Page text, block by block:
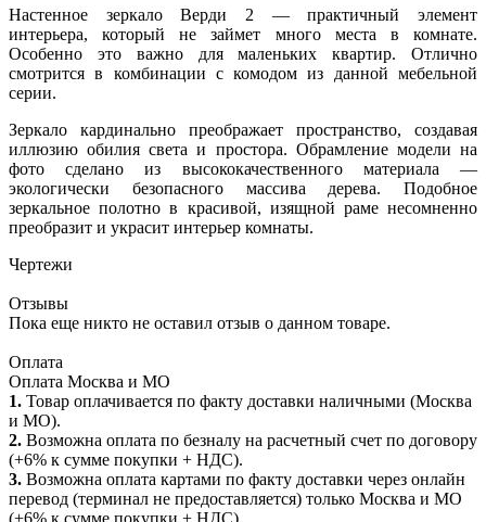
Настенное зеркало Верди 2 — практичный элемент
интерьера, который не займет много места в комнате.
Особенно это важно для маленьких квартир. Отлично
смотрится в комбинации с комодом из данной мебельной
серии.
Зеркало кардинально преображает пространство, создавая
иллюзию обилия света и простора. Обрамление модели на
фото сделано из высококачественного материала —
экологически безопасного массива дерева. Подобное
зеркальное полотно в красивой, изящной раме несомненно
преобразит и украсит интерьер комнаты.
Чертежи
Отзывы
Пока еще никто не оставил отзыв о данном товаре.
Оплата
Оплата Москва и МО
1. Товар оплачивается по факту доставки наличными (Москва
и МО).
2. Возможна оплата по безналу на расчетный счет по договору
(+6% к сумме покупки + НДС).
3. Возможна оплата картами по факту доставки через онлайн
перевод (терминал не предоставляется) только Москва и МО
(+6% к сумме покупки + НДС).